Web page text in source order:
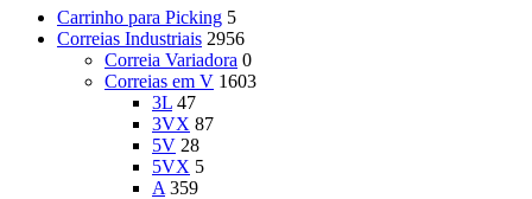
Carrinho para Picking 5
Correias Industriais 2956
Correia Variadora 0
Correias em V 1603
3L 47
3VX 87
5V 28
5VX 5
A 359